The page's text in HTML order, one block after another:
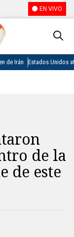
EN VIVO
de Irán Estados Unidos
de la
de este